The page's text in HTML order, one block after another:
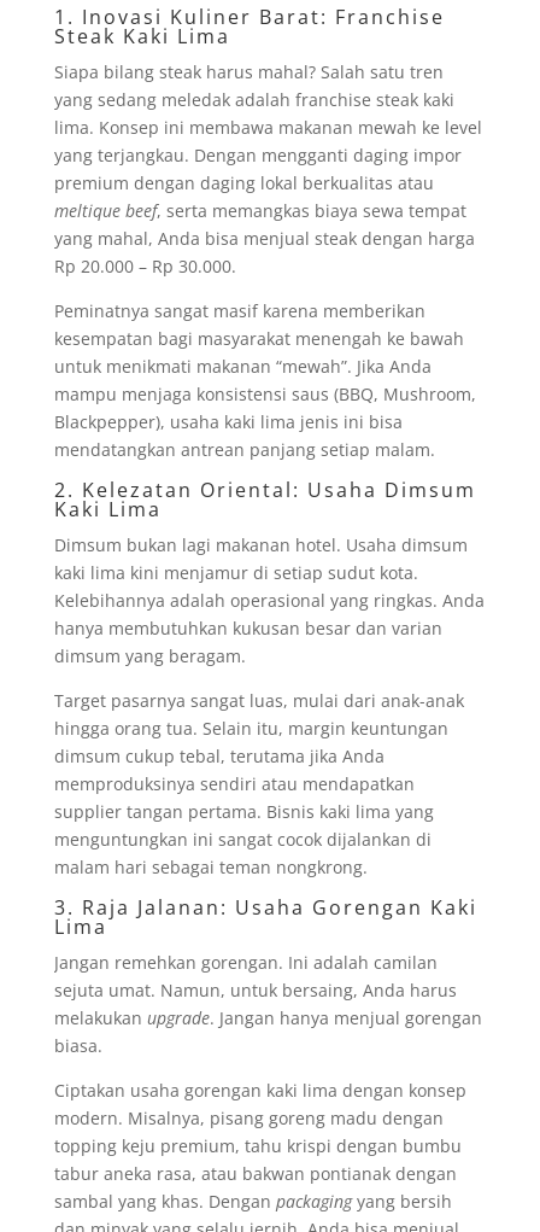
1. Inovasi Kuliner Barat: Franchise
Steak Kaki Lima
Siapa bilang steak harus mahal? Salah satu tren
yang sedang meledak adalah franchise steak kaki
lima. Konsep ini membawa makanan mewah ke level
yang terjangkau. Dengan mengganti daging impor
premium dengan daging lokal berkualitas atau
meltique beef, serta memangkas biaya sewa tempat
yang mahal, Anda bisa menjual steak dengan harga
Rp 20.000 – Rp 30.000.
Peminatnya sangat masif karena memberikan
kesempatan bagi masyarakat menengah ke bawah
untuk menikmati makanan “mewah”. Jika Anda
mampu menjaga konsistensi saus (BBQ, Mushroom,
Blackpepper), usaha kaki lima jenis ini bisa
mendatangkan antrean panjang setiap malam.
2. Kelezatan Oriental: Usaha Dimsum
Kaki Lima
Dimsum bukan lagi makanan hotel. Usaha dimsum
kaki lima kini menjamur di setiap sudut kota.
Kelebihannya adalah operasional yang ringkas. Anda
hanya membutuhkan kukusan besar dan varian
dimsum yang beragam.
Target pasarnya sangat luas, mulai dari anak-anak
hingga orang tua. Selain itu, margin keuntungan
dimsum cukup tebal, terutama jika Anda
memproduksinya sendiri atau mendapatkan
supplier tangan pertama. Bisnis kaki lima yang
menguntungkan ini sangat cocok dijalankan di
malam hari sebagai teman nongkrong.
3. Raja Jalanan: Usaha Gorengan Kaki
Lima
Jangan remehkan gorengan. Ini adalah camilan
sejuta umat. Namun, untuk bersaing, Anda harus
melakukan upgrade. Jangan hanya menjual gorengan
biasa.
Ciptakan usaha gorengan kaki lima dengan konsep
modern. Misalnya, pisang goreng madu dengan
topping keju premium, tahu krispi dengan bumbu
tabur aneka rasa, atau bakwan pontianak dengan
sambal yang khas. Dengan packagingyang bersih